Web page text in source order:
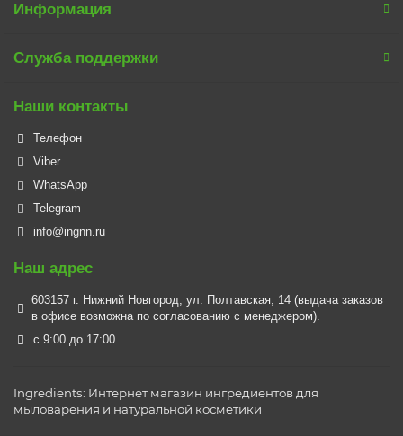
Информация
Служба поддержки
Наши контакты
Телефон
Viber
WhatsApp
Telegram
info@ingnn.ru
Наш адрес
603157 г. Нижний Новгород, ул. Полтавская, 14 (выдача заказов
в офисе возможна по согласованию с менеджером).
c 9:00 до 17:00
Ingredients: Интернет магазин ингредиентов для
мыловарения и натуральной косметики